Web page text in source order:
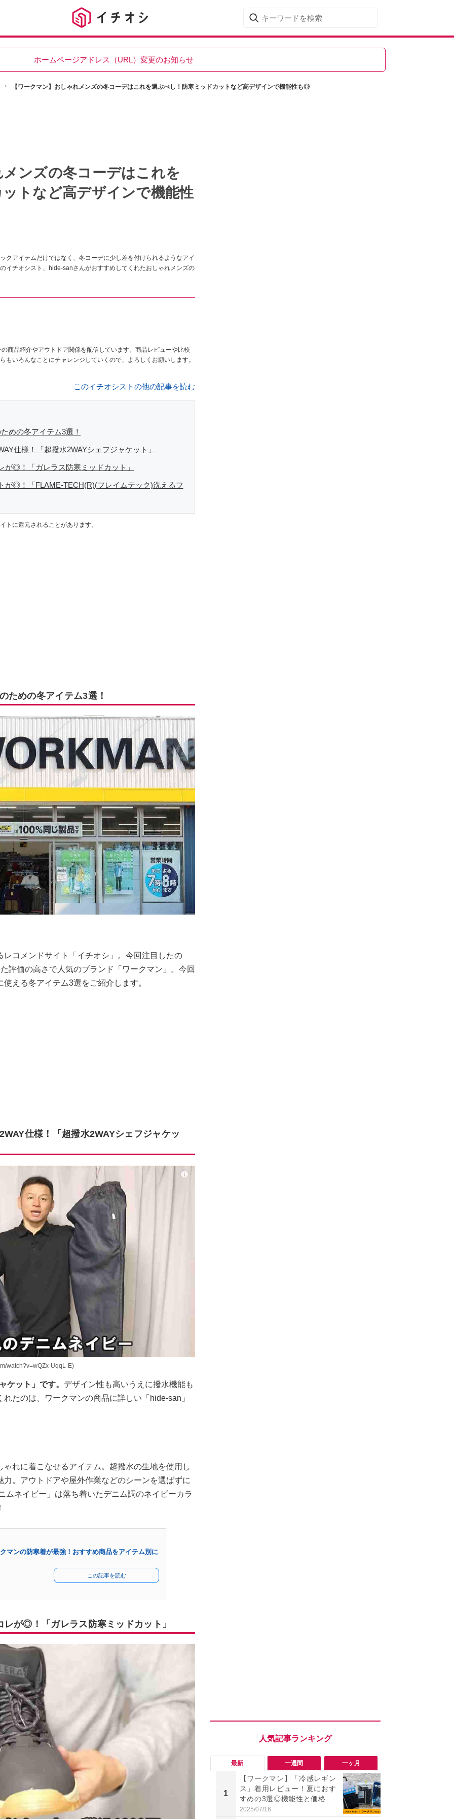
ホームページアドレス（URL）変更のお知らせ
【ワークマン】おしゃれメンズの冬コーデはこれを選ぶべし！防寒ミッドカットなど高デザインで機能性も◎
ンズの冬コーデはこれを
トなど高デザインで機能性
クアイテムだけではなく、冬コーデに少し差を付けられるようなアイ
イチオシスト、hide-sanさんがおすすめしてくれたおしゃれメンズの
商品紹介やアウトドア関係を配信しています。商品レビューや比較
いろんなことにチャレンジしていくので、よろしくお願いします。
このイチオシストの他の記事を読む
めの冬アイテム3選！
仕様！「超撥水2WAYシェフジャケット」
が◎！「ガレラス防寒ミッドカット」
が◎！「FLAME-TECH(R)(フレイムテック)洗えるフ
に還元されることがあります。
ための冬アイテム3選！
コメンドサイト「イチオシ」。今回注目したの
評価の高さで人気のブランド「ワークマン」。今回
える冬アイテム3選をご紹介します。
仕様！「超撥水2WAYシェフジャケッ
watch?v=wQZx-UqqL-E)
ケット」です。 デザイン性も高いうえに撥水機能も
たのは、ワークマンの商品に詳しい「hide-san」
れに着こなせるアイテム。超撥水の生地を使用し
。アウトドアや屋外作業などのシーンを選ばずに
ムネイビー」は落ち着いたデニム調のネイビーカラ
マンの防寒着が最強！おすすめ商品をアイテム別に
この記事を読む
が◎！「ガレラス防寒ミッドカット」
最新 一週間 一ヶ月
1
【ワークマン】「冷感レギン
ス」着用レビュー！夏におす
すめの3選◎機能性と価格比
較
2025/07/16